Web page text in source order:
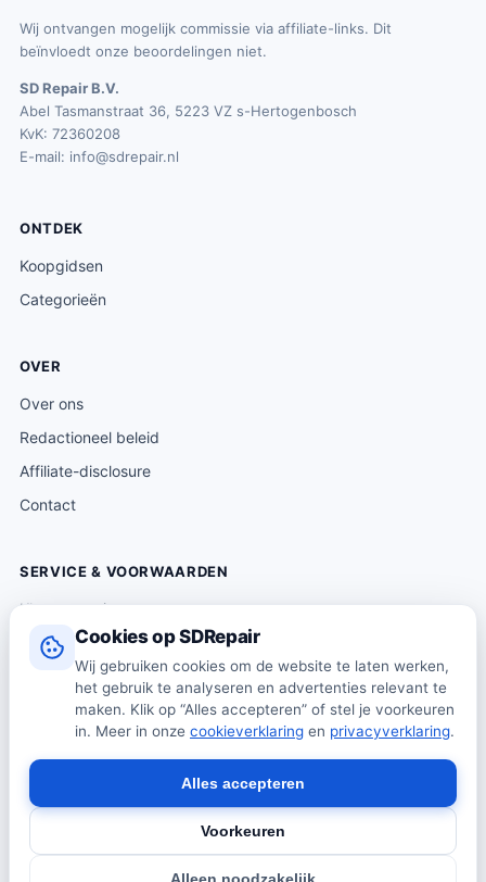
Cookies op SDRepair
Wij gebruiken cookies om de website te laten werken,
het gebruik te analyseren en advertenties relevant te
maken. Klik op “Alles accepteren” of stel je voorkeuren
in. Meer in onze cookieverklaring en privacyverklaring.
Voorkeuren
Alles accepteren
Wij ontvangen mogelijk commissie via affiliate-links. Dit
beïnvloedt onze beoordelingen niet.
SD Repair B.V.
Abel Tasmanstraat 36, 5223 VZ s-Hertogenbosch
KvK: 72360208
E-mail: info@sdrepair.nl
ONTDEK
Koopgidsen
Categorieën
OVER
Over ons
Redactioneel beleid
Affiliate-disclosure
Contact
SERVICE & VOORWAARDEN
Klantenservice
Verzending & levering
Retourneren
Algemene voorwaarden